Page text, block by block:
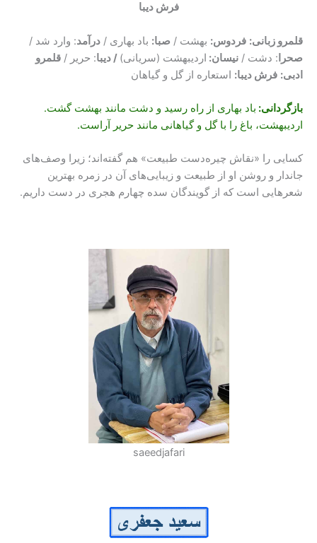
فرش دیبا
قلمرو زبانی: فردوس: بهشت / صبا: باد بهاری / درآمد: وارد شد /
صحرا : دشت / نیسان: اردیبهشت (سریانی) / دیبا: حریر / قلمرو
ادبی: فرش دیبا: استعاره از گل و گیاهان
بازگردانی: باد بهاری از راه رسید و دشت مانند بهشت گشت.
اردیبهشت، باغ را با گل و گیاهانی مانند حریر آراست.
کسایی را «نقاش چیره‌دست طبیعت» هم گفته‌اند؛ زیرا وصف‌های
جاندار و روشن او از طبیعت و زیبایی‌های آن در زمره بهترین
شعرهایی است که از گویندگان سده چهارم هجری در دست داریم.
saeedjafari